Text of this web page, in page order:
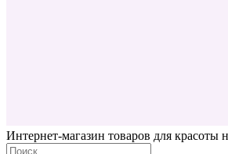
Интернет-магазин товаров для красоты